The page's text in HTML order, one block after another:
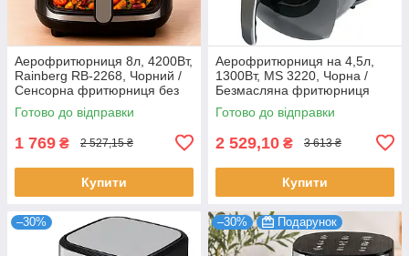
Аерофритюрниця 8л, 4200Вт,
Rainberg RB-2268, Чорний /
Сенсорна фритюрниця без
олії / Мультипіч / Аерогриль
Готово до відправки
1 769 ₴ 2 527,15 ₴
Купити
Аерофритюрниця на 4,5л,
1300Вт, MS 3220, Чорна /
Безмасляна фритюрниця
для дому / Мультипіч /
Аерогриль
Готово до відправки
2 529,10 ₴ 3 613 ₴
Купити
–30% –30% Подарунок